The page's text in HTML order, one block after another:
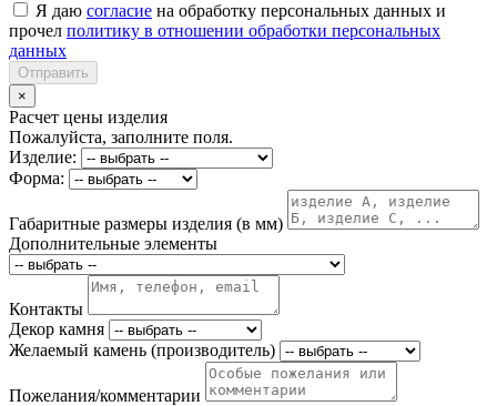
Я даю согласие на обработку персональных данных и
прочел политику в отношении обработки персональных
данных
Отправить
×
Расчет цены изделия
Пожалуйста, заполните поля.
Изделие:
Форма:
Габаритные размеры изделия (в мм)
Дополнительные элементы
Контакты
Декор камня
Желаемый камень (производитель)
Пожелания/комментарии